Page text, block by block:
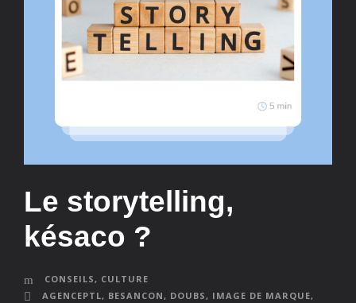
Le storytelling,
késaco ?
CONSEILS, CULTURE
AGENCEPTL, BESANCON, DOUBS, IMAGE DE MARQUE,